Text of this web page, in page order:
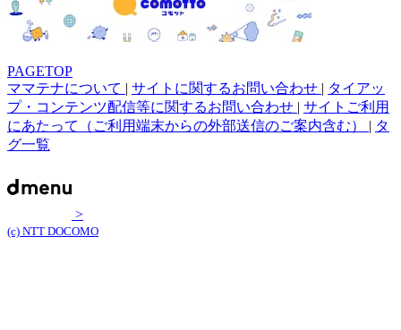
PAGETOP
ママテナについて
サイトに関するお問い合わせ
タイアッ
プ・コンテンツ配信等に関するお問い合わせ
サイトご利用
にあたって（ご利用端末からの外部送信のご案内含む）
タ
グ一覧
>
(c) NTT DOCOMO